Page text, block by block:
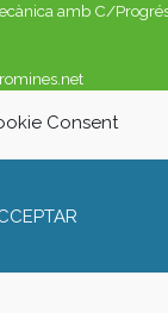
Consent
amb C/